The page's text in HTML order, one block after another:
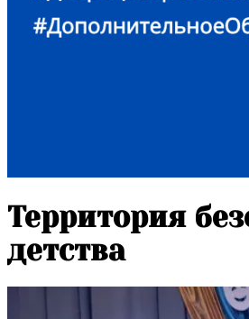
Территория
детства